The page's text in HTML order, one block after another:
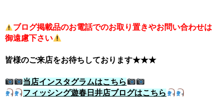
ブログ掲載品のお電話でのお取り置きやお問い合わせは
御遠慮下さい
皆様のご来店をお待ちしております★★★
当店インスタグラムはこちら
フィッシング遊春日井店ブログはこちら